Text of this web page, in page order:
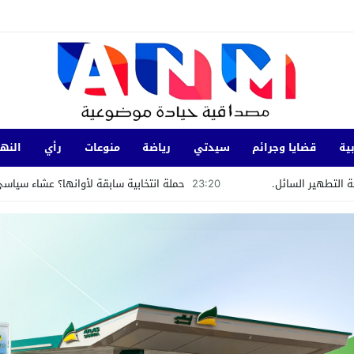
قضايا وجرائم سيدتي رياضة منوعات رأي
23:20 حملة انتخابية سابقة لأوانها؟ عشاء سياسي بفيلا مستشار